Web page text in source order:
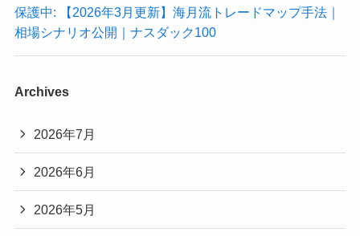
保護中: 【2026年3月更新】海月流トレードマップ手法｜
相場シナリオ公開｜ナスダック100
Archives
2026年7月
2026年6月
2026年5月